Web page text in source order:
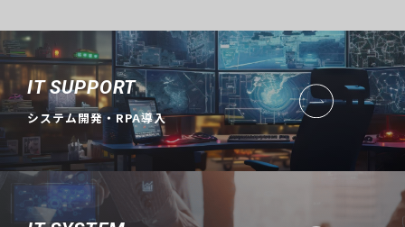
IT SUPPORT
システム開発・RPA導入